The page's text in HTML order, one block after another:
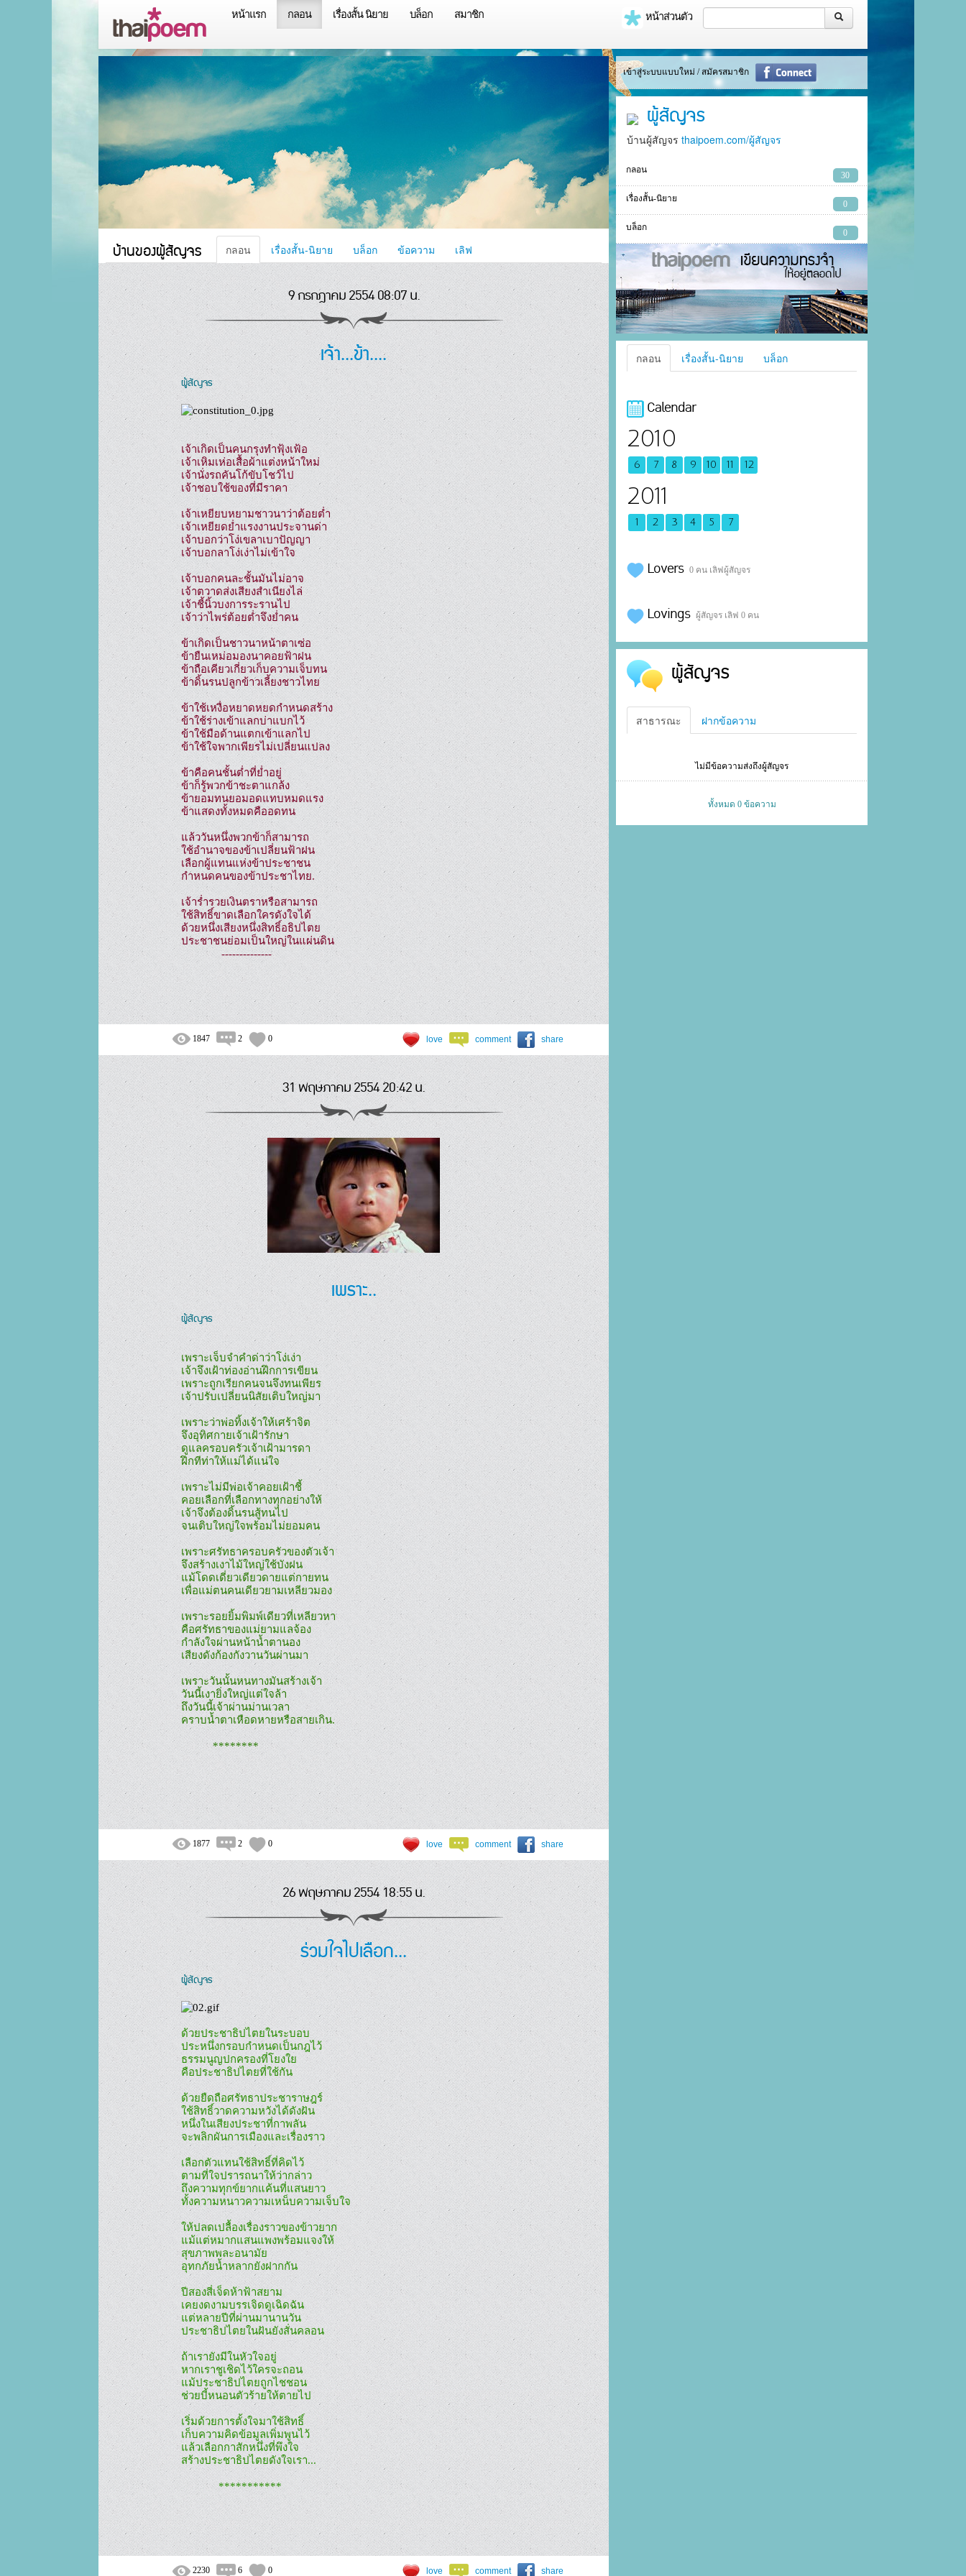
หน้าแรก กลอน เรื่องสั้น นิยาย บล็อก สมาชิก หน้าส่วนตัว
บ้านของผู้สัญจร กลอน เรื่องสั้น-นิยาย บล็อก ข้อความ เลิฟ
9 กรกฎาคม 2554 08:07 น.
เจ้า...ข้า....
ผู้สัญจร
เจ้าเกิดเป็นคนกรุงทำฟุ้งเฟ้อ
เจ้าเหิมเห่อเสื้อผ้าแต่งหน้าใหม่
เจ้านั่งรถคันโก้ขับโชว์ไป
เจ้าชอบใช้ของที่มีราคา
เจ้าเหยียบหยามชาวนาว่าต้อยต่ำ
เจ้าเหยียดย่ำแรงงานประจานด่า
เจ้าบอกว่าโง่เขลาเบาปัญญา
เจ้าบอกลาโง่เง่าไม่เข้าใจ
เจ้าบอกคนละชั้นมันไม่อาจ
เจ้าตวาดส่งเสียงสำเนียงไล่
เจ้าชี้นิ้วบงการระรานไป
เจ้าว่าไพร่ต้อยต่ำจึงย่ำคน
ข้าเกิดเป็นชาวนาหน้าตาเซ่อ
ข้ายืนเหม่อมองนาคอยฟ้าฝน
ข้าถือเคียวเกี่ยวเก็บความเจ็บทน
ข้าดิ้นรนปลูกข้าวเลี้ยงชาวไทย
ข้าใช้เหงื่อหยาดหยดกำหนดสร้าง
ข้าใช้ร่างเข้าแลกบ่าแบกไว้
ข้าใช้มือด้านแตกเข้าแลกไป
ข้าใช้ใจพากเพียรไม่เปลี่ยนแปลง
ข้าคือคนชั้นต่ำที่ย่ำอยู่
ข้าก็รู้พวกข้าชะตาแกล้ง
ข้ายอมทนยอมอดแทบหมดแรง
ข้าแสดงทั้งหมดคืออดทน
แล้ววันหนึ่งพวกข้าก็สามารถ
ใช้อำนาจของข้าเปลี่ยนฟ้าฝน
เลือกผู้แทนแห่งข้าประชาชน
กำหนดคนของข้าประชาไทย.
เจ้าร่ำรวยเงินตราหรือสามารถ
ใช้สิทธิ์ขาดเลือกใครดังใจได้
ด้วยหนึ่งเสียงหนึ่งสิทธิ์อธิปไตย
ประชาชนย่อมเป็นใหญ่ในแผ่นดิน
              --------------
1847 2 0 love comment share
31 พฤษภาคม 2554 20:42 น.
เพราะ..
ผู้สัญจร
เพราะเจ็บจำคำด่าว่าโง่เง่า
เจ้าจึงเฝ้าท่องอ่านฝึกการเขียน
เพราะถูกเรียกคนจนจึงทนเพียร
เจ้าปรับเปลี่ยนนิสัยเติบใหญ่มา
เพราะว่าพ่อทิ้งเจ้าให้เศร้าจิต
จึงอุทิศกายเจ้าเฝ้ารักษา
ดูแลครอบครัวเจ้าเฝ้ามารดา
ฝึกทีท่าให้แม่ได้แน่ใจ
เพราะไม่มีพ่อเจ้าคอยเฝ้าชี้
คอยเลือกที่เลือกทางทุกอย่างให้
เจ้าจึงต้องดิ้นรนสู้ทนไป
จนเติบใหญ่ใจพร้อมไม่ยอมคน
เพราะศรัทธาครอบครัวของตัวเจ้า
จึงสร้างเงาไม้ใหญ่ใช้บังฝน
แม้โดดเดี่ยวเดียวดายแต่กายทน
เพื่อแม่ตนคนเดียวยามเหลียวมอง
เพราะรอยยิ้มพิมพ์เดียวที่เหลียวหา
คือศรัทธาของแม่ยามแลจ้อง
กำลังใจผ่านหน้าน้ำตานอง
เสียงดังก้องกังวานวันผ่านมา
เพราะวันนั้นหนทางมันสร้างเจ้า
วันนี้เงายิ่งใหญ่แต่ใจล้า
ถึงวันนี้เจ้าผ่านม่านเวลา
คราบน้ำตาเหือดหายหรือสายเกิน.
           ********
1877 2 0 love comment share
26 พฤษภาคม 2554 18:55 น.
ร่วมใจไปเลือก...
ผู้สัญจร
ด้วยประชาธิปไตยในระบอบ
ประหนึ่งกรอบกำหนดเป็นกฎไว้
ธรรมนูญปกครองที่โยงใย
คือประชาธิปไตยที่ใช้กัน
ด้วยยืดถือศรัทธาประชาราษฎร์
ใช้สิทธิ์วาดความหวังได้ดังฝัน
หนึ่งในเสียงประชาที่กาพลัน
จะพลิกผันการเมืองและเรื่องราว
เลือกตัวแทนใช้สิทธิ์ที่คิดไว้
ตามที่ใจปรารถนาให้ว่ากล่าว
ถึงความทุกข์ยากแค้นที่แสนยาว
ทั้งความหนาวความเหน็บความเจ็บใจ
ให้ปลดเปลื้องเรื่องราวของข้าวยาก
แม้แต่หมากแสนแพงพร้อมแจงให้
สุขภาพพละอนามัย
อุทกภัยน้ำหลากยังฝากกัน
ปีสองสี่เจ็ดห้าฟ้าสยาม
เคยงดงามบรรเจิดดูเฉิดฉัน
แต่หลายปีที่ผ่านมานานวัน
ประชาธิปไตยในฝันยังสั่นคลอน
ถ้าเรายังมีในหัวใจอยู่
หากเราชูเชิดไว้ใครจะถอน
แม้ประชาธิปไตยถูกไชชอน
ช่วยบี้หนอนตัวร้ายให้ตายไป
เริ่มด้วยการตั้งใจมาใช้สิทธิ์
เก็บความคิดข้อมูลเพิ่มพูนไว้
แล้วเลือกกาสักหนึ่งที่พึงใจ
สร้างประชาธิปไตยดังใจเรา...
             ***********
2230 6 0 love comment share
เข้าสู่ระบบแบบใหม่ / สมัครสมาชิก
ผู้สัญจร
บ้านผู้สัญจร thaipoem.com/ผู้สัญจร
กลอน
30
เรื่องสั้น-นิยาย
0
บล็อก
0
กลอน เรื่องสั้น-นิยาย บล็อก
Calendar
2010
6 7 8 9 10 11 12
2011
1 2 3 4 5 7
Lovers 0 คน เลิฟผู้สัญจร
Lovings ผู้สัญจร เลิฟ 0 คน
ผู้สัญจร
สาธารณะ ฝากข้อความ
ไม่มีข้อความส่งถึงผู้สัญจร
ทั้งหมด 0 ข้อความ